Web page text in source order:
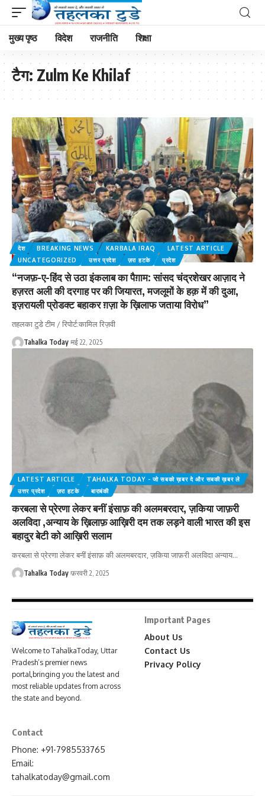
मुख्य पृष्ठ विदेश राजनीति शिक्षा
टैग: Zulm Ke Khilaf
देश BREAKING NEWS KARBALA IRAQ
LATEST ARTICLE
UNCATEGORIZED
उत्तर प्रदेश ज़रा हटके प्रदेश
“नजफ़-ए-हिंद से उठा इंकलाब का पैग़ाम: सांसद चंद्रशेखर आज़ाद ने
हज़रत अली की दरगाह पर की जियारत, मजलूमों के हक़ में की दुआ,
इज़रायली प्रोडक्ट बहाकर ग़ज़ा के ख़िलाफ जताया विरोध”
तहलका टुडे टीम / रिपोर्ट:कामिल रिज़वी
Tahalka Today मई 22, 2025
LATEST ARTICLE
TAHALKA TODAY - जो सबको ख़बर दे और सबकी ख़बर ले
उत्तर प्रदेश
ज़रा हटके बाराबंकी
करबला से प्रेरणा लेकर बनीं इंसाफ़ की अलमबरदार, ज़किया जाफ़री
अलविदा ,अन्याय के ख़िलाफ़ आख़िरी दम तक लड़ने वाली भारत की इस
बहादुर बेटी को आख़िरी सलाम
करबला से प्रेरणा लेकर बनीं इंसाफ़ की अलमबरदार, ज़किया जाफ़री अलविदा अन्याय…
Tahalka Today फ़रवरी 2, 2025
Welcome to TahalkaToday, Uttar
Pradesh’s premier news
portal,bringing you the latest and
most reliable updates from across
the state and beyond.
Important Pages
About Us
Contact Us
Privacy Policy
Contact
Phone: +91-7985533765
Email:
tahalkatoday@gmail.com